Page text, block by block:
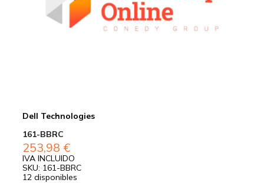
Dell Technologies
161-BBRC
253,98 €
IVA INCLUIDO
SKU: 161-BBRC
12 disponibles